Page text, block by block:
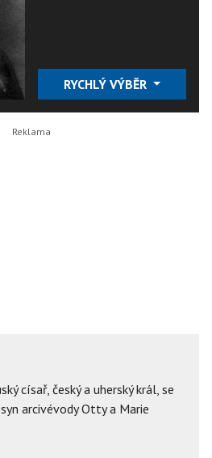
RYCHLÝ VÝBĚR
císař, český a uherský král, se
arcivévody Otty a Marie